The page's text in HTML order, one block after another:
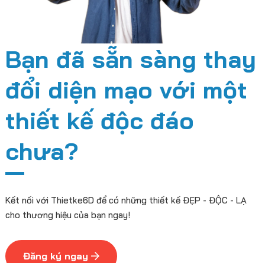
Bạn đã sẵn sàng thay
đổi diện mạo với một
thiết kế độc đáo
chưa?
Kết nối với Thietke6D để có những thiết kế ĐẸP - ĐỘC - LẠ
cho thương hiệu của bạn ngay!
Đăng ký ngay